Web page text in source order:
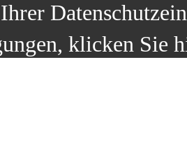
klicken Sie